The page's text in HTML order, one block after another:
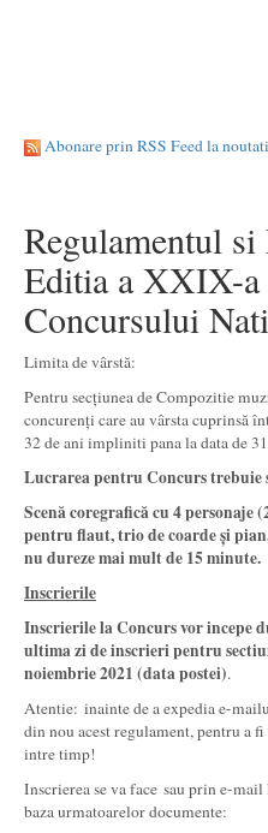
Abonare prin RSS Feed la noutati
Regulamentul
Editia a XXIX-a
Concursului
Limita de vârstă:
Pentru secțiunea de Compozitie
concurenți care au vârsta cuprinsă
32 de ani impliniti pana la data de
Lucrarea pentru Concurs trebuie
Scenă coregrafică cu 4 personaje
pentru flaut, trio de coarde și
nu dureze mai mult de 15 minute.
Inscrierile
Inscrierile la Concurs vor incepe
ultima zi de inscrieri pentru
noiembrie 2021 (data postei).
Atentie: inainte de a expedia e-
din nou acest regulament, pentru a
intre timp!
Inscrierea se va face sau prin e-mail
baza urmatoarelor documente: